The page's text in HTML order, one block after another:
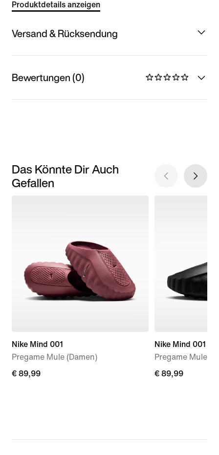
Produktdetails anzeigen
Versand & Rücksendung
Bewertungen (0)
Das Könnte Dir Auch
Gefallen
Nike Mind 001
Pregame Mule (Damen)
€ 89,99
€ 89,99
Nike Mind 001
Pregame Mules
€ 89,99
€ 89,99